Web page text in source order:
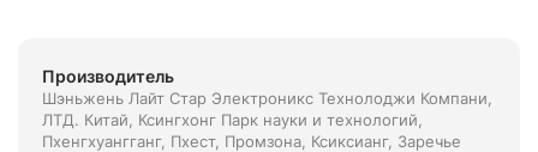
Производитель
Шэньжень Лайт Стар Электроникс Технолоджи Компани,
ЛТД. Китай, Ксингхонг Парк науки и технологий,
Пхенгхуангганг, Пхест, Промзона, Ксиксианг, Заречье